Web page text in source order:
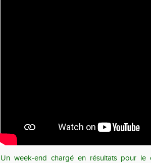
Un week-end chargé en résultats pour le